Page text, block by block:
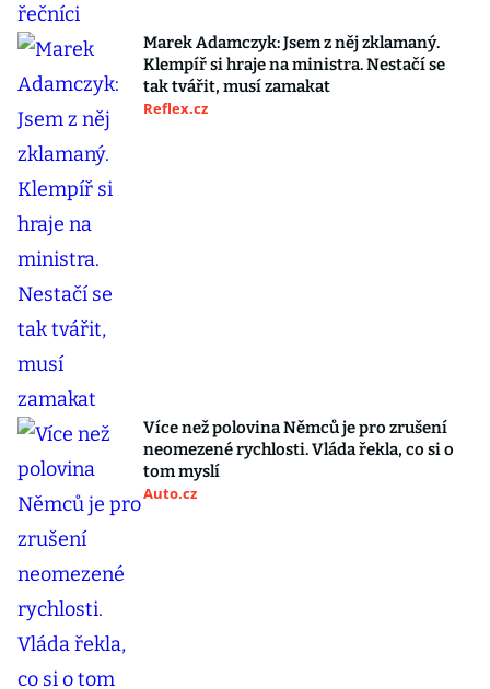
Marek Adamczyk: Jsem z něj zklamaný.
Klempíř si hraje na ministra. Nestačí se
tak tvářit, musí zamakat
Reflex.cz
Více než polovina Němců je pro zrušení
neomezené rychlosti. Vláda řekla, co si o
tom myslí
Auto.cz